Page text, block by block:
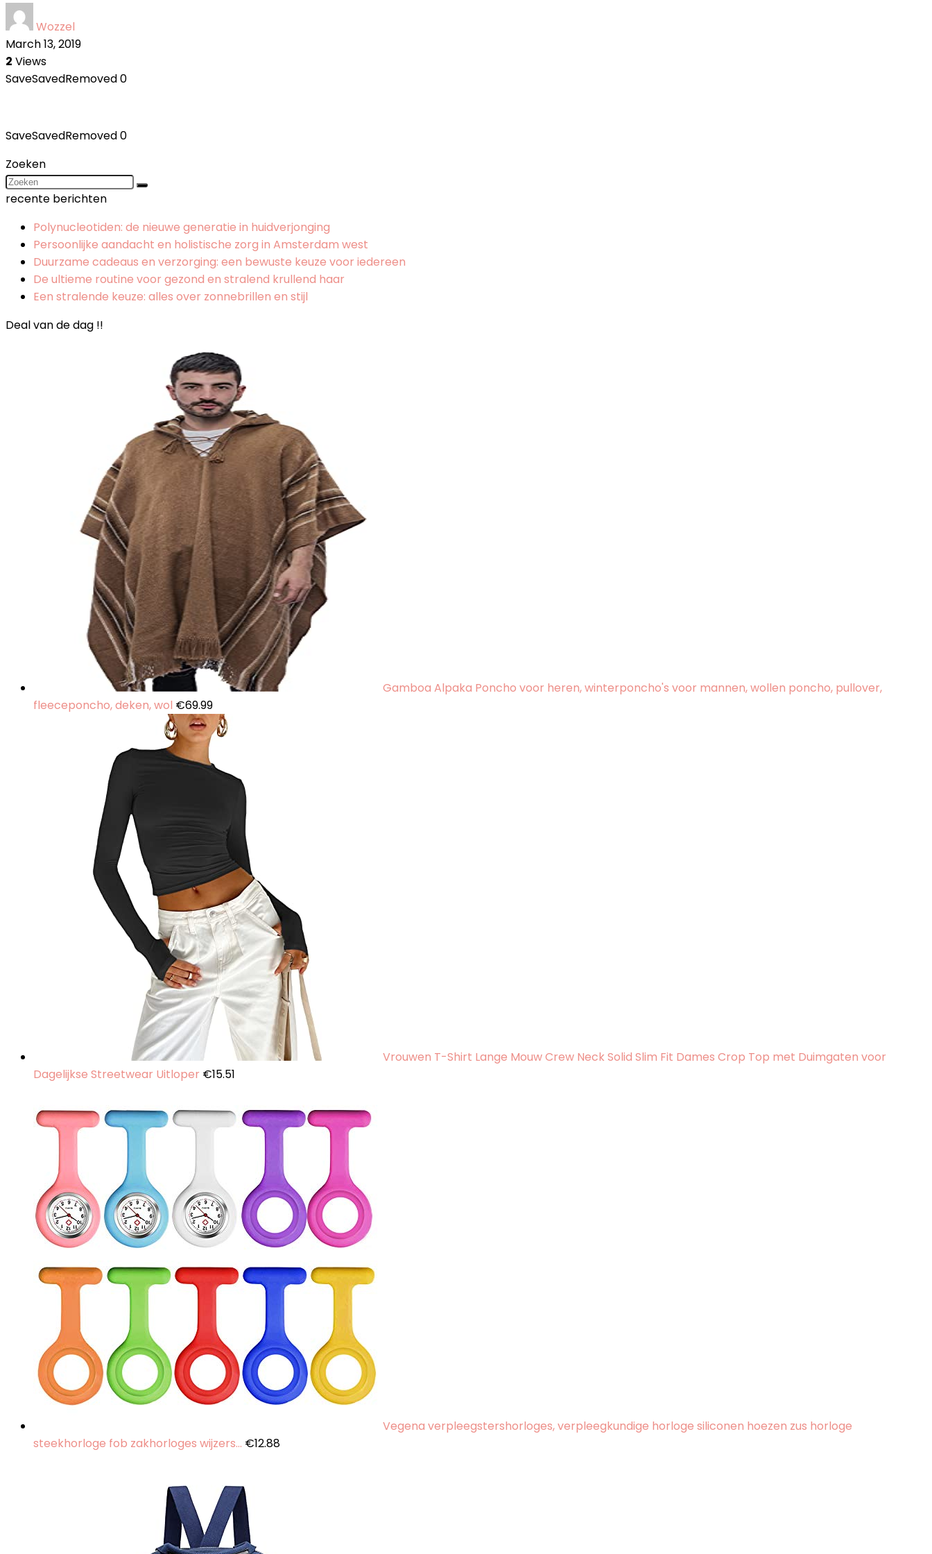
Wozzel
March 13, 2019
2 Views
SaveSavedRemoved0
SaveSavedRemoved0
Zoeken
recente berichten
Polynucleotiden: de nieuwe generatie in huidverjonging
Persoonlijke aandacht en holistische zorg in Amsterdam west
Duurzame cadeaus en verzorging: een bewuste keuze voor iedereen
De ultieme routine voor gezond en stralend krullend haar
Een stralende keuze: alles over zonnebrillen en stijl
Deal van de dag !!
Gamboa Alpaka Poncho voor heren, winterponcho's voor mannen, wollen poncho, pullover,
fleeceponcho, deken, wol €69.99
Vrouwen T-Shirt Lange Mouw Crew Neck Solid Slim Fit Dames Crop Top met Duimgaten voor
Dagelijkse Streetwear Uitloper €15.51
Vegena verpleegstershorloges, verpleegkundige horloge siliconen hoezen zus horloge
steekhorloge fob zakhorloges wijzers… €12.88